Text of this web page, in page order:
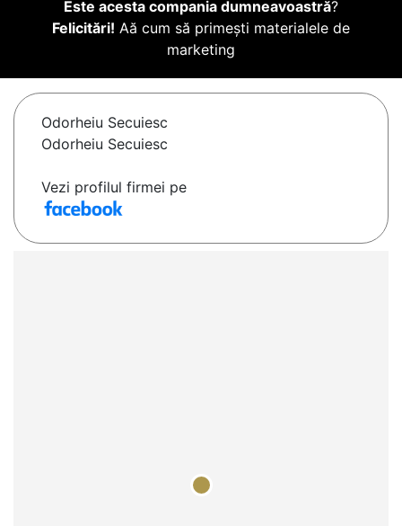
Este acesta compania dumneavoastră?
Felicitări! Aă cum să primești materialele de
marketing
Odorheiu Secuiesc
Odorheiu Secuiesc
Vezi profilul firmei pe